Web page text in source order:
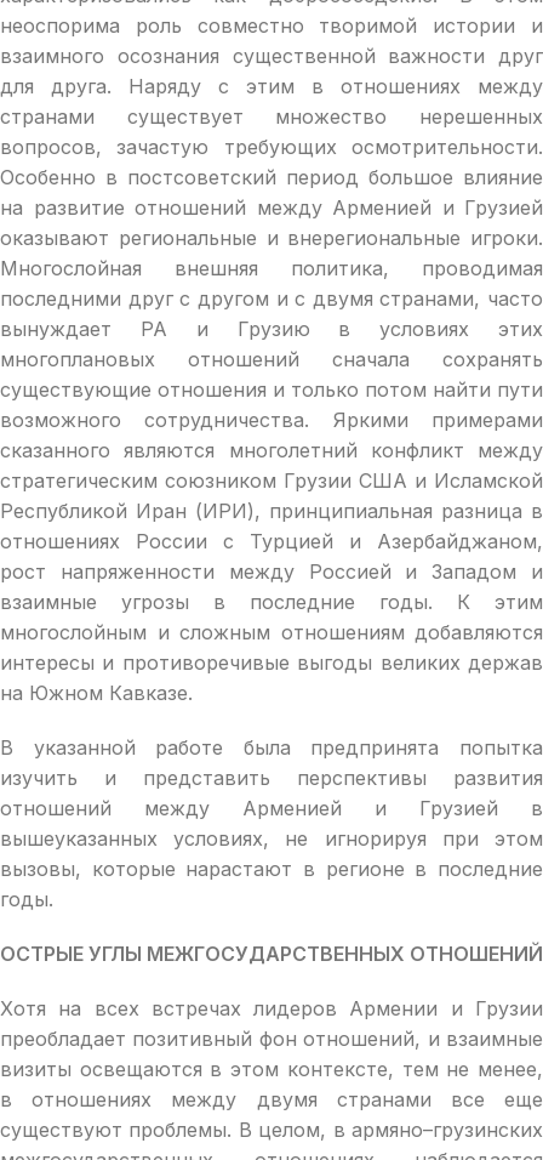
неоспорима роль совместно творимой истории и
взаимного осознания существенной важности друг
для друга. Наряду с этим в отношениях между
странами существует множество нерешенных
вопросов, зачастую требующих осмотрительности.
Особенно в постсоветский период большое влияние
на развитие отношений между Арменией и Грузией
оказывают региональные и внерегиональные игроки.
Многослойная внешняя политика, проводимая
последними друг с другом и с двумя странами, часто
вынуждает РА и Грузию в условиях этих
многоплановых отношений сначала сохранять
существующие отношения и только потом найти пути
возможного сотрудничества. Яркими примерами
сказанного являются многолетний конфликт между
стратегическим союзником Грузии США и Исламской
Республикой Иран (ИРИ), принципиальная разница в
отношениях России с Турцией и Азербайджаном,
рост напряженности между Россией и Западом и
взаимные угрозы в последние годы. К этим
многослойным и сложным отношениям добавляются
интересы и противоречивые выгоды великих держав
на Южном Кавказе.
В указанной работе была предпринята попытка
изучить и представить перспективы развития
отношений между Арменией и Грузией в
вышеуказанных условиях, не игнорируя при этом
вызовы, которые нарастают в регионе в последние
годы.
ОСТРЫЕ УГЛЫ МЕЖГОСУДАРСТВЕННЫХ ОТНОШЕНИЙ
Хотя на всех встречах лидеров Армении и Грузии
преобладает позитивный фон отношений, и взаимные
визиты освещаются в этом контексте, тем не менее,
в отношениях между двумя странами все еще
существуют проблемы. В целом, в армяно–грузинских